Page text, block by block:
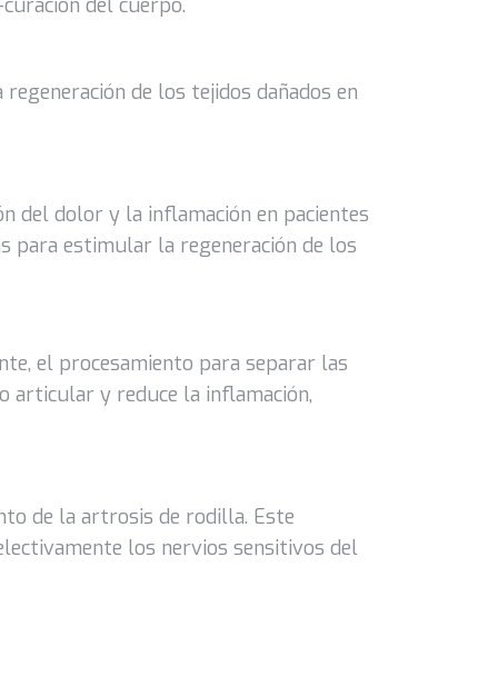
del cuerpo.
de los tejidos dañados en
del dolor y la inflamación en pacientes
para estimular la regeneración de los
el procesamiento para separar las
articular y reduce la inflamación,
de la artrosis de rodilla. Este
los nervios sensitivos del